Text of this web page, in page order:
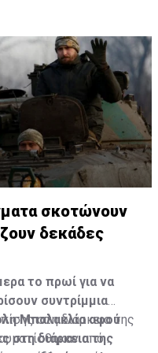
σκοτώνουν
δεκάδες
το πρωί για να
συντρίμμια
Μπαλακλία αφού
στη διάρκεια της
στη διάρκεια της
από